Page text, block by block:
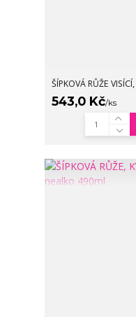
ŠÍPKOVÁ RŮŽE
543,0 Kč/ks